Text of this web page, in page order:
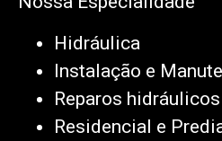
Hidráulica
Instalação e
Reparos hidráulicos
Residencial e